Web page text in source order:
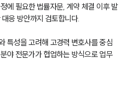
언론보도
공지사항
법률서식
터/브로슈어
세미나
에 필요한 법률자문, 계약 체결 이후 발
응 방안까지 검토합니다.
특성을 고려해 고경력 변호사를 중심
야 전문가가 협업하는 방식으로 업무